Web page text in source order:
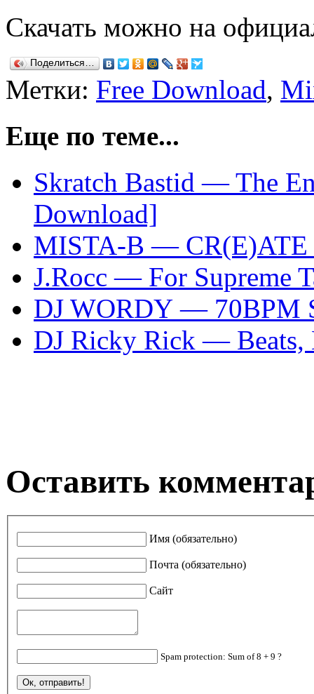
Скачать можно на
Поделиться…
Метки: Free Download,
Еще по теме...
Skratch Bastid — The
Download]
MISTA-B — CR(E)ATE
J.Rocc — For Supreme
DJ WORDY — 70BPM
DJ Ricky Rick — Beats,
Оставить
Имя (обязательно)
Почта (обязательно)
Сайт
Spam protection: Sum of 8 + 9 ?